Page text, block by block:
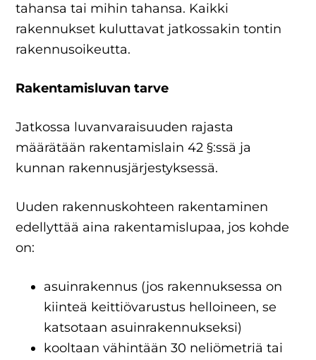
tahansa tai mihin tahansa. Kaikki
rakennukset kuluttavat jatkossakin tontin
rakennusoikeutta.
Rakentamisluvan tarve
Jatkossa luvanvaraisuuden rajasta
määrätään rakentamislain 42 §:ssä ja
kunnan rakennusjärjestyksessä.
Uuden rakennuskohteen rakentaminen
edellyttää aina rakentamislupaa, jos kohde
on:
asuinrakennus (jos rakennuksessa on
kiinteä keittiövarustus helloineen, se
katsotaan asuinrakennukseksi)
kooltaan vähintään 30 neliömetriä tai